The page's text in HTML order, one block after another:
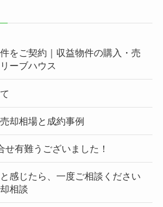
をご契約｜収益物件の購入・売
ーブハウス
却相場と成約事例
せ有難うございました！
感じたら、一度ご相談ください
相談